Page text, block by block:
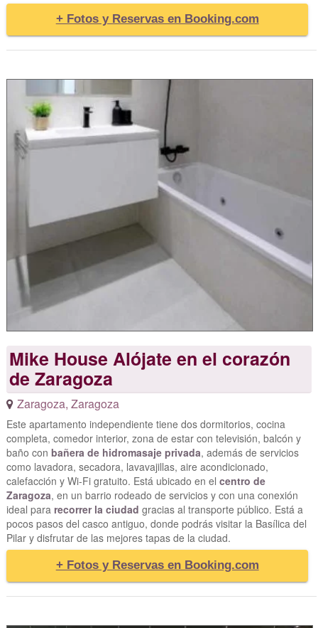
+ Fotos y Reservas en Booking.com
Mike House Alójate en el corazón
de Zaragoza
Zaragoza, Zaragoza
Este apartamento independiente tiene dos dormitorios, cocina
completa, comedor interior, zona de estar con televisión, balcón y
baño con bañera de hidromasaje privada, además de servicios
como lavadora, secadora, lavavajillas, aire acondicionado,
calefacción y Wi-Fi gratuito. Está ubicado en el centro de
Zaragoza, en un barrio rodeado de servicios y con una conexión
ideal para recorrer la ciudad gracias al transporte público. Está a
pocos pasos del casco antiguo, donde podrás visitar la Basílica del
Pilar y disfrutar de las mejores tapas de la ciudad.
+ Fotos y Reservas en Booking.com